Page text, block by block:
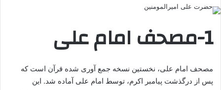
1-مصحف امام علی
مصحف امام علی، نخستین نسخه جمع ‌آوری ‌شده قرآن است که
پس از درگذشت پیامبر اکرم، توسط امام علی آماده شد. این